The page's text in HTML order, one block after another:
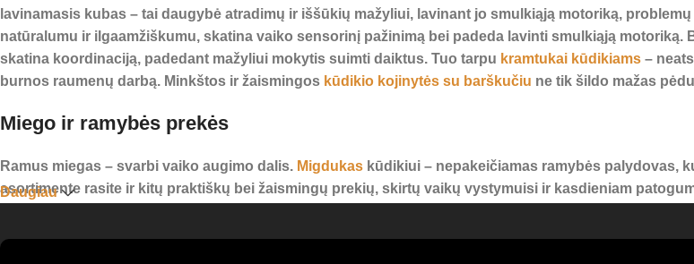
lavinamasis kubas – tai daugybė atradimų ir iššūkių mažyliui, lavinant jo smulkiąją motoriką,
natūralumu ir ilgaamžiškumu, skatina vaiko sensorinį pažinimą bei padeda lavinti smulkiąją motoriką.
skatina koordinaciją, padedant mažyliui mokytis suimti daiktus. Tuo tarpu kramtukai kūdikiams –
burnos raumenų darbą. Minkštos ir žaismingos kūdikio kojinytės su barškučiu ne tik šildo mažas
Miego ir ramybės prekės
Ramus miegas – svarbi vaiko augimo dalis. Migdukas kūdikiui – nepakeičiamas ramybės palydovas,
asortimente rasite ir kitų praktiškų bei žaismingų prekių, skirtų vaikų vystymuisi ir kasdieniam
Daugiau